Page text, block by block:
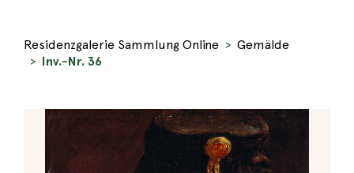
Residenzgalerie Sammlung Online
Gemälde
Inv.-Nr. 36